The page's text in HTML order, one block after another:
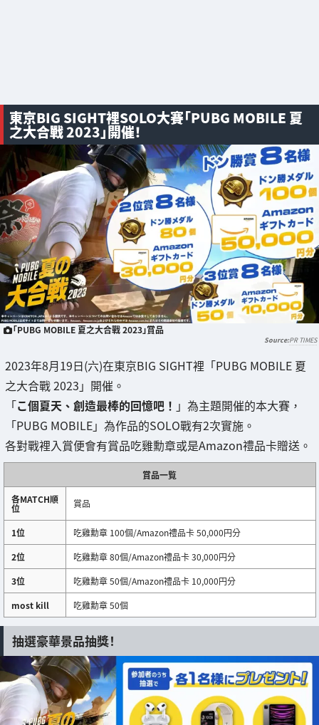
東京BIG SIGHT裡SOLO大賽「PUBG MOBILE 夏
之大合戰 2023」開催！
「PUBG MOBILE 夏之大合戰 2023」賞品
PR TIMES
2023年8月19日(六)在東京BIG SIGHT裡「PUBG MOBILE 夏
之大合戰 2023」開催。
「こ個夏天、創造最棒的回憶吧！ 」為主題開催的本大賽，
「PUBG MOBILE」為作品的SOLO戰有2次實施。
各對戰裡入賞便會有賞品吃雞勳章或是Amazon禮品卡贈送。
賞品一覧
各MATCH順
位 賞品
1位
吃雞勳章 100個/Amazon禮品卡 50,000円分
2位
吃雞勳章 80個/Amazon禮品卡 30,000円分
3位
吃雞勳章 50個/Amazon禮品卡 10,000円分
most kill
吃雞勳章 50個
抽選豪華景品抽獎！